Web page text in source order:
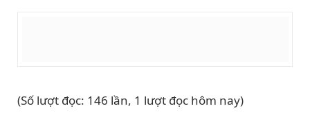
(Số lượt đọc: 146 lần, 1 lượt đọc hôm nay)